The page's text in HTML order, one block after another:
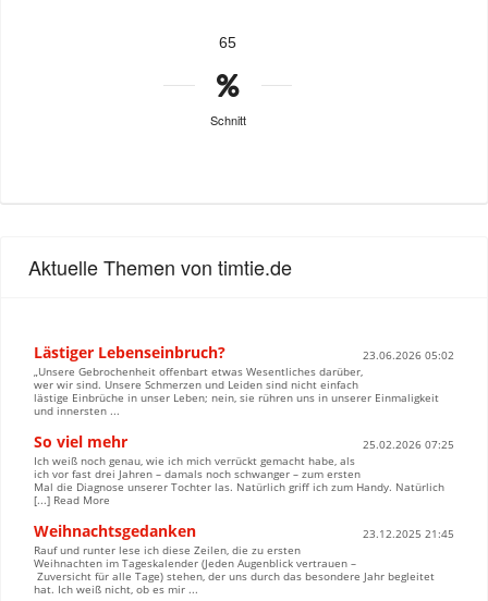
65
Schnitt
Aktuelle Themen von timtie.de
Lästiger Lebenseinbruch?
23.06.2026 05:02
„Unsere Gebrochenheit offenbart etwas Wesentliches darüber,
wer wir sind. Unsere Schmerzen und Leiden sind nicht einfach
lästige Einbrüche in unser Leben; nein, sie rühren uns in unserer Einmaligkeit
und innersten ...
So viel mehr
25.02.2026 07:25
Ich weiß noch genau, wie ich mich verrückt gemacht habe, als
ich vor fast drei Jahren – damals noch schwanger – zum ersten
Mal die Diagnose unserer Tochter las. Natürlich griff ich zum Handy. Natürlich
[...] Read More
Weihnachtsgedanken
23.12.2025 21:45
Rauf und runter lese ich diese Zeilen, die zu ersten
Weihnachten im Tageskalender (Jeden Augenblick vertrauen –
Zuversicht für alle Tage) stehen, der uns durch das besondere Jahr begleitet
hat. Ich weiß nicht, ob es mir ...